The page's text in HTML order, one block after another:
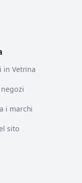
in Vetrina
i marchi
sito